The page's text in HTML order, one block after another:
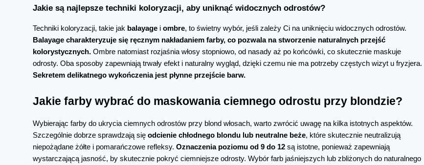
Jakie są najlepsze techniki koloryzacji, aby uniknąć widocznych odrostów?
Techniki koloryzacji, takie jak balayage i ombre
Balayage charakteryzuje się ręcznym nakładaniem farby, co pozwala na stworzenie naturalnych przejść
kolorystycznych. Ombre natomiast rozjaśnia włosy stopniowo, od nasady aż po końcówki, co skutecznie maskuje
Sekretem delikatnego wykończenia jest płynne przejście barw.
Jakie farby wybrać do maskowania ciemnego odrostu przy blondzie?
Wybierając farby do ukrycia ciemnych odrostów przy blond włosach, warto zwrócić uwagę na kilka istotnych aspektów.
Szczególnie dobrze sprawdzają się odcienie chłodnego blondu lub neutralne beże, które skutecznie neutralizują
niepożądane żółte i pomarańczowe refleksy. Oznaczenia poziomu od 9 do 12 są istotne, ponieważ zapewniają
wystarczającą jasność, by skutecznie pokryć ciemniejsze odrosty. Wybór farb jaśniejszych lub zbliżonych do naturalnego